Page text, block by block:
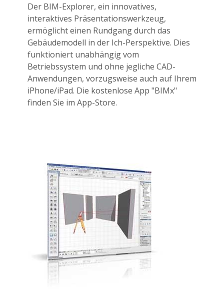
Der BIM-Explorer, ein innovatives,
interaktives Präsentationswerkzeug,
ermöglicht einen Rundgang durch das
Gebäudemodell in der Ich-Perspektive. Dies
funktioniert unabhängig vom
Betriebssystem und ohne jegliche CAD-
Anwendungen, vorzugsweise auch auf Ihrem
iPhone/iPad. Die kostenlose App "BIMx"
finden Sie im App-Store.